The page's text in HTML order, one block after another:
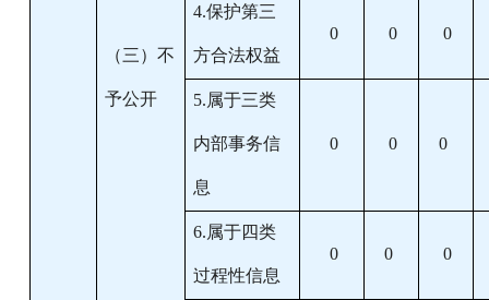
（三）不
予公开
4.保护第三
方合法权益
0 0 0
5.属于三类
内部事务信
息
0 0 0
6.属于四类
过程性信息
0 0 0